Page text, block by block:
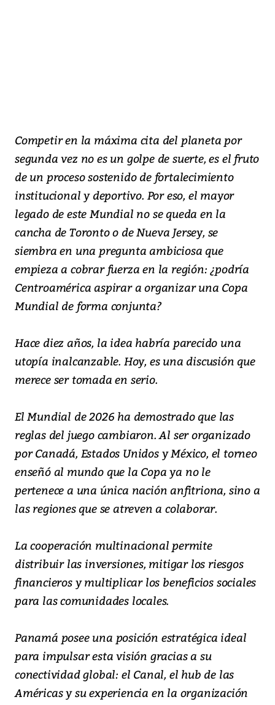
Competir en la máxima cita del planeta por
segunda vez no es un golpe de suerte, es el fruto
de un proceso sostenido de fortalecimiento
institucional y deportivo. Por eso, el mayor
legado de este Mundial no se queda en la
cancha de Toronto o de Nueva Jersey, se
siembra en una pregunta ambiciosa que
empieza a cobrar fuerza en la región: ¿podría
Centroamérica aspirar a organizar una Copa
Mundial de forma conjunta?
Hace diez años, la idea habría parecido una
utopía inalcanzable. Hoy, es una discusión que
merece ser tomada en serio.
El Mundial de 2026 ha demostrado que las
reglas del juego cambiaron. Al ser organizado
por Canadá, Estados Unidos y México, el torneo
enseñó al mundo que la Copa ya no le
pertenece a una única nación anfitriona, sino a
las regiones que se atreven a colaborar.
La cooperación multinacional permite
distribuir las inversiones, mitigar los riesgos
financieros y multiplicar los beneficios sociales
para las comunidades locales.
Panamá posee una posición estratégica ideal
para impulsar esta visión gracias a su
conectividad global: el Canal, el hub de las
Américas y su experiencia en la organización